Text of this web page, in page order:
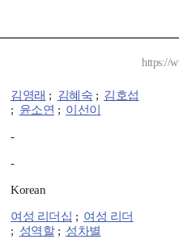
https://
김영래 ; 김혜숙 ; 김호섭
; 윤소연 ; 이선이
-
-
Korean
여성 리더십 ; 여성 리더
; 성역할; 성차별